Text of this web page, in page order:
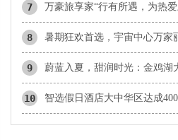
7 万豪旅享家“行有所遇，为热
8 暑期狂欢首选，宇宙中心万家
9
10 智选假日酒店大中华区达成